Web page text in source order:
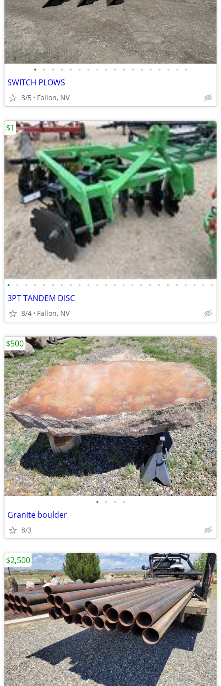
• • • • • • • • • • • • • • • • • •
SWITCH PLOWS
8/5 Fallon, NV
• • • • • • • • • • • • • • • • • • • • • • • •
3PT TANDEM DISC
8/4 Fallon, NV
$1
• • • •
Granite boulder
8/3
$500
$2,500